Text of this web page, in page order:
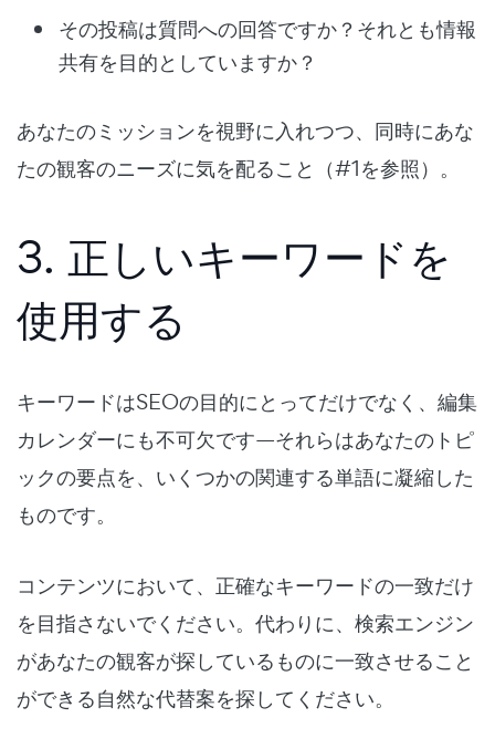
その投稿は質問への回答ですか？それとも情報
共有を目的としていますか？
あなたのミッションを視野に入れつつ、同時にあな
たの観客のニーズに気を配ること（#1を参照）。
3. 正しいキーワードを
使用する
キーワードはSEOの目的にとってだけでなく、編集
カレンダーにも不可欠です—それらはあなたのトピ
ックの要点を、いくつかの関連する単語に凝縮した
ものです。
コンテンツにおいて、正確なキーワードの一致だけ
を目指さないでください。代わりに、検索エンジン
があなたの観客が探しているものに一致させること
ができる自然な代替案を探してください。